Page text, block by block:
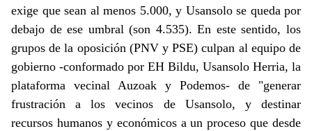
exige que sean al menos 5.000, y Usansolo se queda por
debajo de ese umbral (son 4.535). En este sentido, los
grupos de la oposición (PNV y PSE) culpan al equipo de
gobierno -conformado por EH Bildu, Usansolo Herria, la
plataforma vecinal Auzoak y Podemos- de "generar
frustración a los vecinos de Usansolo, y destinar
recursos humanos y económicos a un proceso que desde